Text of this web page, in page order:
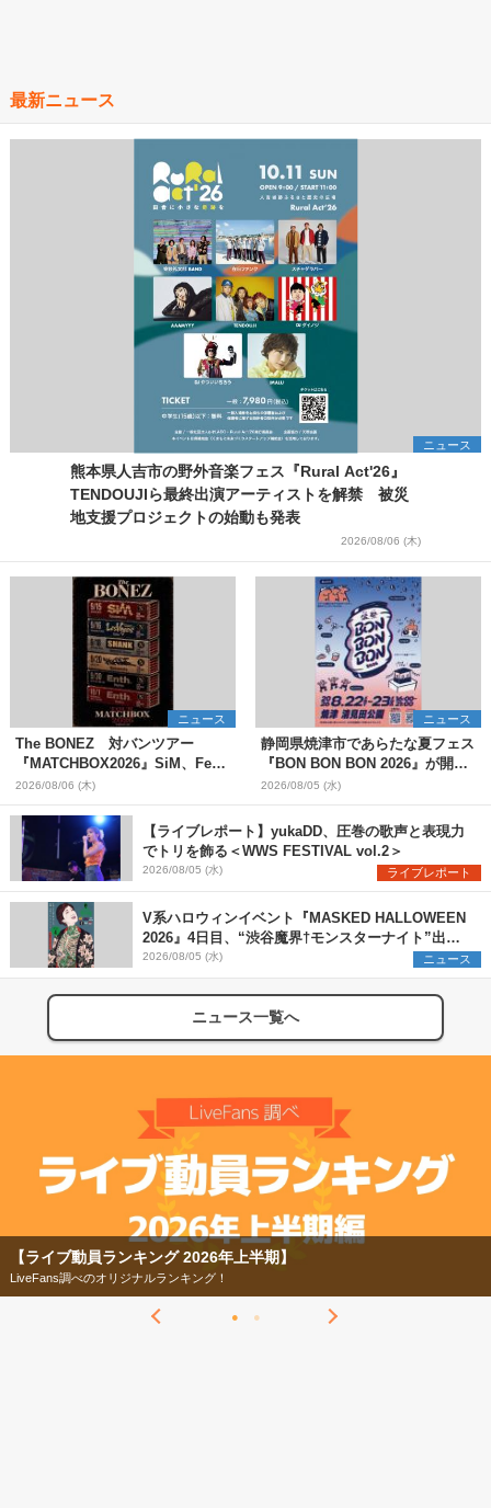
最新ニュース
ニュース
熊本県人吉市の野外音楽フェス『Rural Act'26』
TENDOUJIら最終出演アーティストを解禁 被災
地支援プロジェクトの始動も発表
2026/08/06 (木)
ニュース
The BONEZ 対バンツアー
『MATCHBOX2026』SiM、Fear,
and Loathing in Las Vegasら対
バンアーティストを一斉解禁
2026/08/06 (木)
ニュース
静岡県焼津市であらたな夏フェス
『BON BON BON 2026』が開
催 音楽ライブ×盆踊り×DJ×屋台
グルメ×ランタンナイトで彩る2日
間
2026/08/05 (水)
【ライブレポート】yukaDD、圧巻の歌声と表現力
でトリを飾る＜WWS FESTIVAL vol.2＞
2026/08/05 (水) ライブレポート
V系ハロウィンイベント『MASKED HALLOWEEN
2026』4日目、“渋谷魔界†モンスターナイト”出演6
組を発表
2026/08/05 (水) ニュース
ニュース一覧へ
【ライブ動員ランキング 2026年上半期】
LiveFans調べのオリジナルランキング！